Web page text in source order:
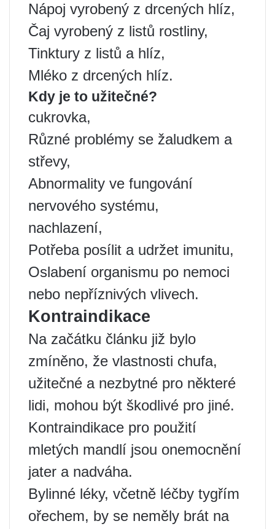
Nápoj vyrobený z drcených hlíz,
Čaj vyrobený z listů rostliny,
Tinktury z listů a hlíz,
Mléko z drcených hlíz.
Kdy je to užitečné?
cukrovka,
Různé problémy se žaludkem a
střevy,
Abnormality ve fungování
nervového systému,
nachlazení,
Potřeba posílit a udržet imunitu,
Oslabení organismu po nemoci
nebo nepříznivých vlivech.
Kontraindikace
Na začátku článku již bylo
zmíněno, že vlastnosti chufa,
užitečné a nezbytné pro některé
lidi, mohou být škodlivé pro jiné.
Kontraindikace pro použití
mletých mandlí jsou onemocnění
jater a nadváha.
Bylinné léky, včetně léčby tygřím
ořechem, by se neměly brát na